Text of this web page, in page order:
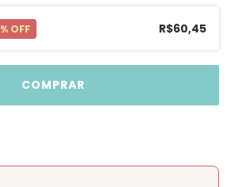
% OFF R$60,45